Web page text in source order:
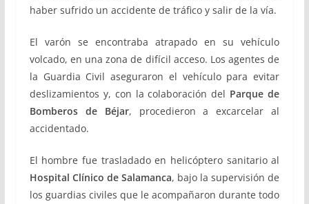
haber sufrido un accidente de tráfico y salir de la vía.
El varón se encontraba atrapado en su vehículo
volcado, en una zona de difícil acceso. Los agentes de
la Guardia Civil aseguraron el vehículo para evitar
deslizamientos y, con la colaboración del Parque de
Bomberos de Béjar, procedieron a excarcelar al
accidentado.
El hombre fue trasladado en helicóptero sanitario al
Hospital Clínico de Salamanca, bajo la supervisión de
los guardias civiles que le acompañaron durante todo